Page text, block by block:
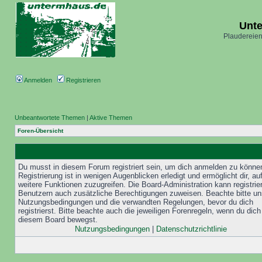
Anmelden Registrieren
Unbeantwortete Themen | Aktive Themen
Foren-Übersicht
Du musst in diesem Forum registriert sein, um dich anmelden zu
Registrierung ist in wenigen Augenblicken erledigt und ermöglicht dir, auf
weitere Funktionen zuzugreifen. Die Board-Administration kann
Benutzern auch zusätzliche Berechtigungen zuweisen. Beachte bitte
Nutzungsbedingungen und die verwandten Regelungen, bevor du dich
registrierst. Bitte beachte auch die jeweiligen Forenregeln, wenn du
diesem Board bewegst.
Nutzungsbedingungen| Datenschutzrichtlinie